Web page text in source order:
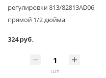
регулировки 813/82813AD06
прямой 1/2 дюйма
324 руб.
шт